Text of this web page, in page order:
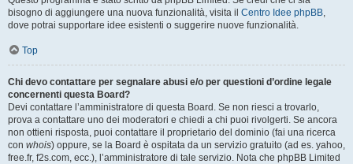
bisogno di aggiungere una nuova funzionalità, visita il Centro Idee phpBB,
dove potrai supportare idee esistenti o suggerire nuove funzionalità.
Top
Chi devo contattare per segnalare abusi e/o per questioni d’ordine legale
concernenti questa Board?
Devi contattare l’amministratore di questa Board. Se non riesci a trovarlo,
prova a contattare uno dei moderatori e chiedi a chi puoi rivolgerti. Se ancora
non ottieni risposta, puoi contattare il proprietario del dominio (fai una ricerca
con whois) oppure, se la Board è ospitata da un servizio gratuito (ad es. yahoo,
free.fr, f2s.com, ecc.), l’amministratore di tale servizio. Nota che phpBB Limited